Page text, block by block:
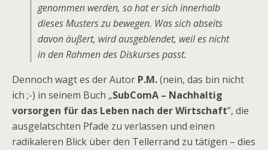
genommen werden, so hat er sich innerhalb
dieses Musters zu bewegen. Was sich abseits
davon äußert, wird ausgeblendet, weil es nicht
in den Rahmen des Diskurses passt.
Dennoch wagt es der Autor P.M.(nein, das bin nicht
ich ;-) in seinem Buch „SubComA – Nachhaltig
vorsorgen für das Leben nach der Wirtschaft”, die
ausgelatschten Pfade zu verlassen und einen
radikaleren Blick über den Tellerrand zu tätigen – dies